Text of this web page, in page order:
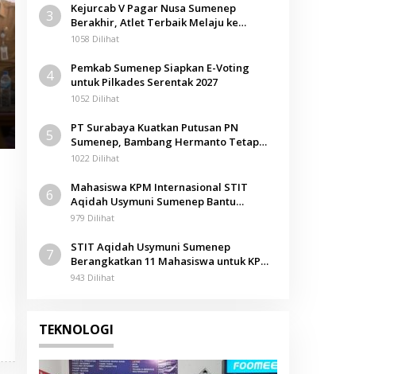
3
Kejurcab V Pagar Nusa Sumenep
Berakhir, Atlet Terbaik Melaju ke
Kejurwil Jatim
1058 Dilihat
4
Pemkab Sumenep Siapkan E-Voting
untuk Pilkades Serentak 2027
1052 Dilihat
5
PT Surabaya Kuatkan Putusan PN
Sumenep, Bambang Hermanto Tetap
Dinyatakan Pemilik Sah Tanah di
1022 Dilihat
6
Mahasiswa KPM Internasional STIT
Aqidah Usymuni Sumenep Bantu
Pengurusan Jenazah WNI di Malaysia
979 Dilihat
7
STIT Aqidah Usymuni Sumenep
Berangkatkan 11 Mahasiswa untuk KPM
Internasional di Malaysia
943 Dilihat
TEKNOLOGI